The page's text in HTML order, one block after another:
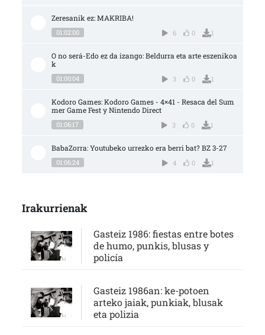
Zeresanik ez: MAKRIBA!
01:02:00 6 0 1
O no será-Edo ez da izango: Beldurra eta arte eszenikoa
k
01:00:04 3 0 1
Kodoro Games: Kodoro Games - 4×41 - Resaca del Sum
mer Game Fest y Nintendo Direct
01:06:17 3 0 1
BabaZorra: Youtubeko urrezko era berri bat? BZ 3-27
01:06:24 4 0 1
Irakurrienak
Gasteiz 1986: fiestas entre botes
de humo, punkis, blusas y
policía
Gasteiz 1986an: ke-potoen
arteko jaiak, punkiak, blusak
eta polizia